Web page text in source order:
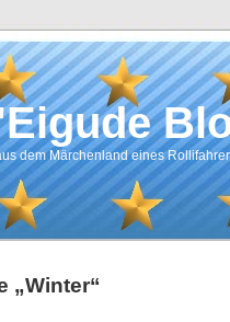
dem Märchenland eines
„Winter“